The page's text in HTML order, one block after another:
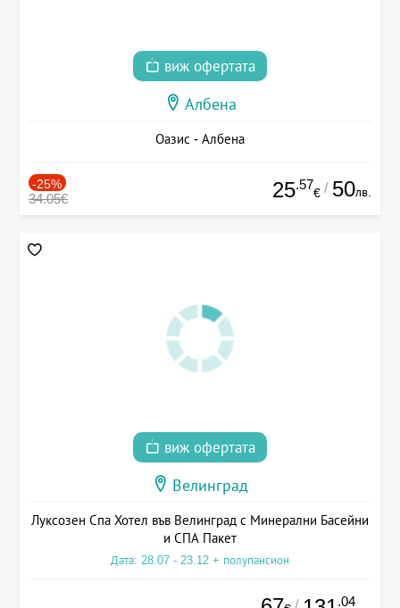
виж офертата
Албена
Оазис - Албена
-25%
34.05€ 25.57
€ / 50лв.
виж офертата
Велинград
Луксозен Спа Хотел във Велинград с Минерални Басейни
и СПА Пакет
Дата: 28.07 - 23.12 + полупансион
.04